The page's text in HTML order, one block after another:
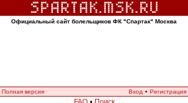
Официальный сайт болельщиков ФК "Спартак" Москва
Полная версия Вход • Регистрация